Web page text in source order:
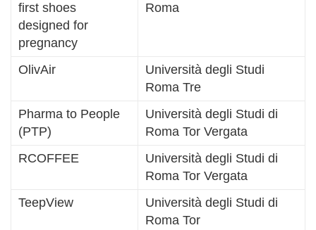
first shoes
designed for
pregnancy
Roma
OlivAir
Università degli Studi
Roma Tre
Pharma to People
(PTP)
Università degli Studi di
Roma Tor Vergata
RCOFFEE
Università degli Studi di
Roma Tor Vergata
TeepView
Università degli Studi di
Roma Tor